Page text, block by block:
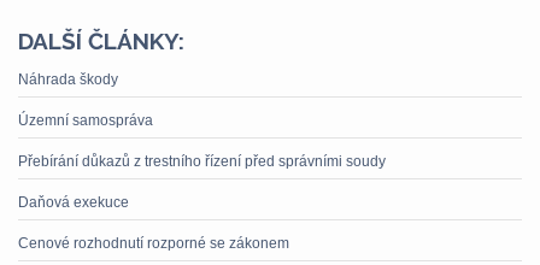
DALŠÍ ČLÁNKY:
Náhrada škody
Územní samospráva
Přebírání důkazů z trestního řízení před správními soudy
Daňová exekuce
Cenové rozhodnutí rozporné se zákonem